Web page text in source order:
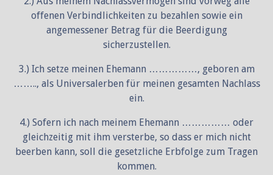
offenen Verbindlichkeiten zu bezahlen sowie ein
angemessener Betrag für die Beerdigung
sicherzustellen.
3.) Ich setze meinen Ehemann ……………, geboren am
…….., als Universalerben für meinen gesamten Nachlass
ein.
4.) Sofern ich nach meinem Ehemann …………… oder
gleichzeitig mit ihm versterbe, so dass er mich nicht
beerben kann, soll die gesetzliche Erbfolge zum Tragen
kommen.